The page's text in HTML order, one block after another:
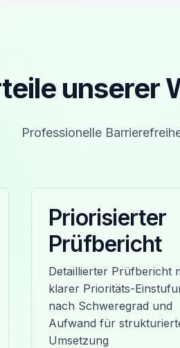
unserer
Professionelle
Priorisierter
Prüfbericht
Detaillierter Prüfbericht
klarer Prioritäts-
nach Schweregrad und
Aufwand für
Umsetzung